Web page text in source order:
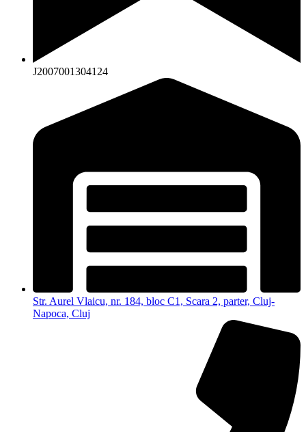
J2007001304124
Str. Aurel Vlaicu, nr. 184, bloc C1, Scara 2, parter, Cluj-
Napoca, Cluj